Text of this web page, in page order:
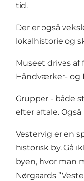
tid.
Der er også
lokalhistorie og
Museet drives af
Håndværker- og
Grupper - både
efter aftale.
Vestervig er en
historisk by. Gå
byen, hvor man
Nørgaards